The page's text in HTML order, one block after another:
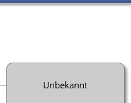
Unbekannt